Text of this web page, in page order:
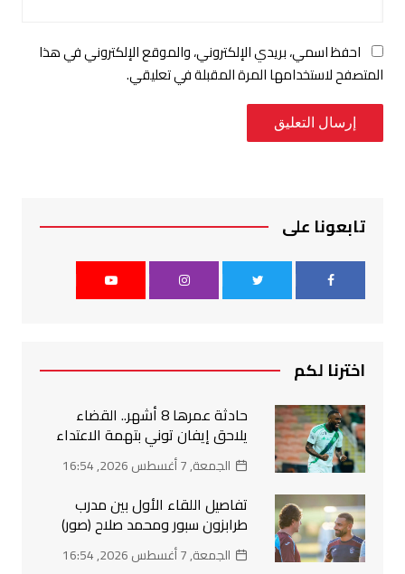
احفظ اسمي، بريدي الإلكتروني، والموقع الإلكتروني في هذا
المتصفح لاستخدامها المرة المقبلة في تعليقي.
تابعونا على
اخترنا لكم
حادثة عمرها 8 أشهر.. القضاء
يلاحق إيفان توني بتهمة الاعتداء
الجمعة, 7 أغسطس 2026, 16:54
تفاصيل اللقاء الأول بين مدرب
طرابزون سبور ومحمد صلاح (صور)
الجمعة, 7 أغسطس 2026, 16:54